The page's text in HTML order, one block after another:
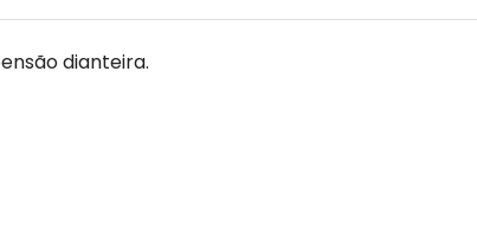
dianteira.